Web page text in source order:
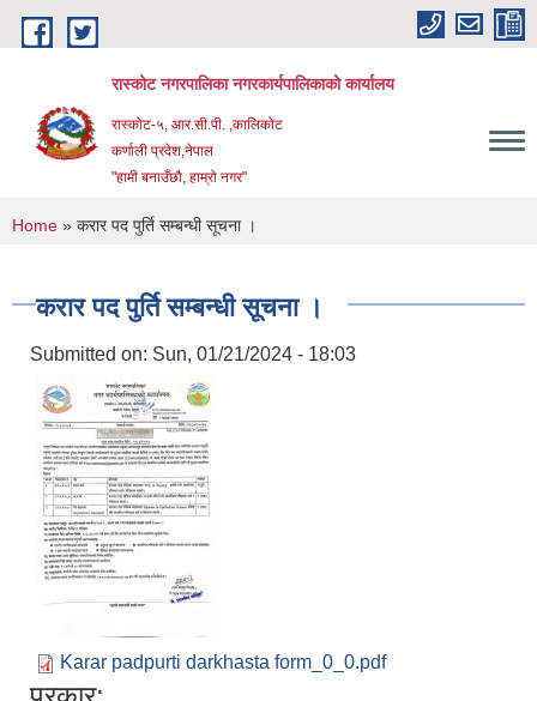
Skip to main content
रास्कोट नगरपालिका नगरकार्यपालिकाको कार्यालय
रास्कोट-५, आर.सी.पी. ,कालिकोट
कर्णाली प्रदेश,नेपाल
"हामी बनाउँछौ, हाम्रो नगर"
You are here
Home » करार पद पुर्ति सम्बन्धी सूचना ।
करार पद पुर्ति सम्बन्धी सूचना ।
Submitted on: Sun, 01/21/2024 - 18:03
Karar padpurti darkhasta form_0_0.pdf